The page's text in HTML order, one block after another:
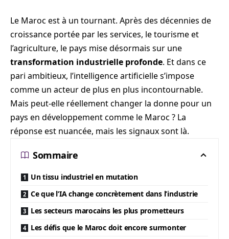
Le Maroc est à un tournant. Après des décennies de
croissance portée par les services, le tourisme et
l’agriculture, le pays mise désormais sur une
transformation industrielle profonde. Et dans ce
pari ambitieux, l’intelligence artificielle s’impose
comme un acteur de plus en plus incontournable.
Mais peut-elle réellement changer la donne pour un
pays en développement comme le Maroc ? La
réponse est nuancée, mais les signaux sont là.
Sommaire
Un tissu industriel en mutation
Ce que l’IA change concrètement dans l’industrie
Les secteurs marocains les plus prometteurs
Les défis que le Maroc doit encore surmonter